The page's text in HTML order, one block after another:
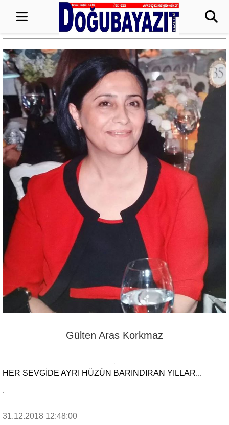
Gülten Aras Korkmaz
HER SEVGİDE AYRI HÜZÜN BARINDIRAN YILLAR...
.
31.12.2018 12:48:00